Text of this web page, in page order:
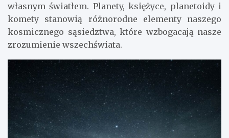
własnym światłem. Planety, księżyce, planetoidy i
komety stanowią różnorodne elementy naszego
kosmicznego sąsiedztwa, które wzbogacają nasze
zrozumienie wszechświata.